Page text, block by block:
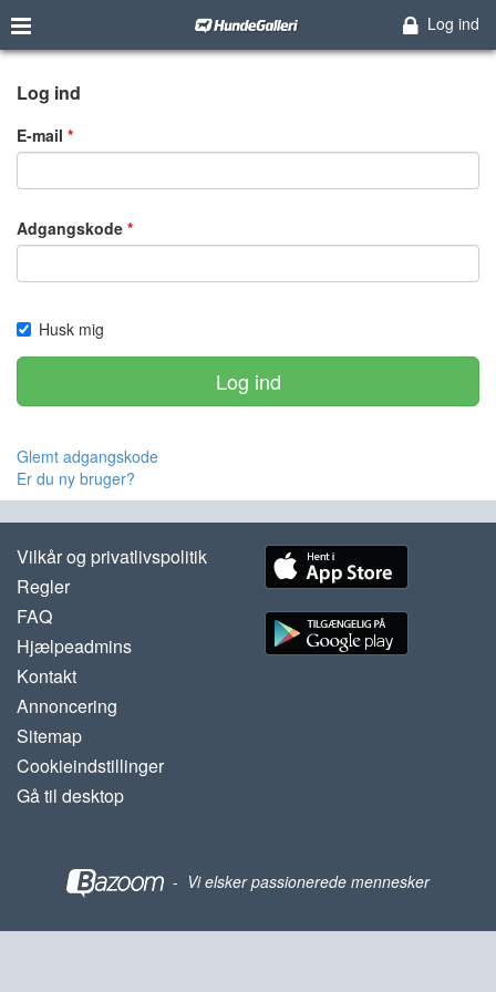
Log ind
Log ind
E-mail
Adgangskode
Husk mig
Log ind
Glemt adgangskode
Er du ny bruger?
Vilkår og privatlivspolitik
Regler
FAQ
Hjælpeadmins
Kontakt
Annoncering
Sitemap
Cookieindstillinger
Gå til desktop
- Vi elsker passionerede mennesker